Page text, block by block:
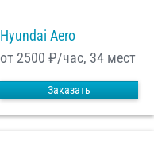
Hyundai Aero
от 2500 ₽/час, 34 мест
Заказать